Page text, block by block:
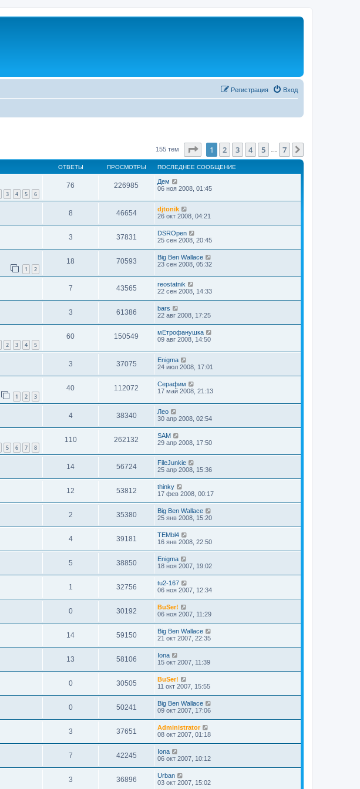
Вход
Регистрация
155 тем Страница1 из
1 2 3 4 5 7
ОТВЕТЫ ПРОСМОТРЫ ПОСЛЕДНЕЕ СООБЩЕНИЕ
3 4 5 6
76 226985
Дем
06 ноя 2008, 01:45
8 46654
djtonik
26 окт 2008, 04:21
3 37831
DSROpen
25 сен 2008, 20:45
1 2
18 70593
Big Ben Wallace
23 сен 2008, 05:32
7 43565
reostatnik
22 сен 2008, 14:33
3 61386
bars
22 авг 2008, 17:25
2 3 4 5
60 150549
мЕтрофанушка
09 авг 2008, 14:50
3 37075
Enigma
24 июл 2008, 17:01
1 2 3
40 112072
Серафим
17 май 2008, 21:13
4 38340
Лео
30 апр 2008, 02:54
5 6 7 8
110 262132
SAM
29 апр 2008, 17:50
14 56724
FileJunkie
25 апр 2008, 15:36
12 53812
thinky
17 фев 2008, 00:17
2 35380
Big Ben Wallace
25 янв 2008, 15:20
4 39181
TEMbl4
16 янв 2008, 22:50
5 38850
Enigma
18 ноя 2007, 19:02
1 32756
tu2-167
06 ноя 2007, 12:34
0 30192
BuSer!
06 ноя 2007, 11:29
14 59150
Big Ben Wallace
21 окт 2007, 22:35
13 58106
Iona
15 окт 2007, 11:39
0 30505
BuSer!
11 окт 2007, 15:55
0 50241
Big Ben Wallace
09 окт 2007, 17:06
3 37651
Administrator
08 окт 2007, 01:18
7 42245
Iona
06 окт 2007, 10:12
3 36896
Urban
03 окт 2007, 15:02